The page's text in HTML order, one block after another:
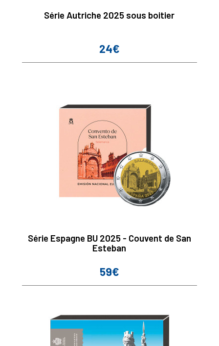
Série Autriche 2025 sous boitier
Prix
24€
Série Espagne BU 2025 - Couvent de San
Esteban
Prix
59€